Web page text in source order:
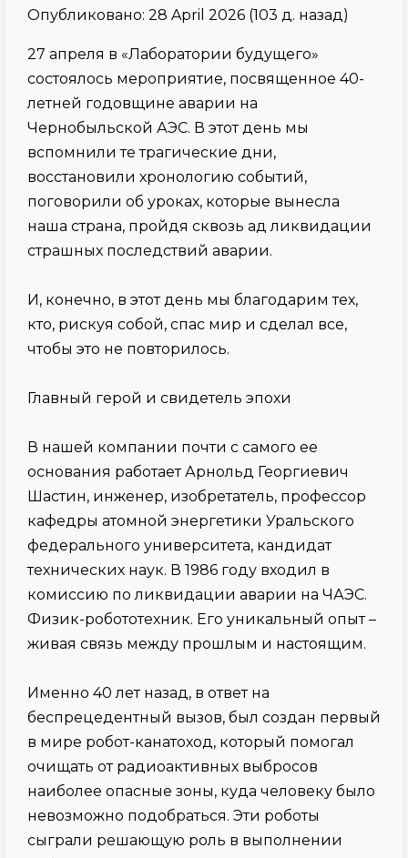
Опубликовано: 28 April 2026 (103 д. назад)
27 апреля в «Лаборатории будущего»
состоялось мероприятие, посвященное 40-
летней годовщине аварии на
Чернобыльской АЭС. В этот день мы
вспомнили те трагические дни,
восстановили хронологию событий,
поговорили об уроках, которые вынесла
наша страна, пройдя сквозь ад ликвидации
страшных последствий аварии.
И, конечно, в этот день мы благодарим тех,
кто, рискуя собой, спас мир и сделал все,
чтобы это не повторилось.
Главный герой и свидетель эпохи
В нашей компании почти с самого ее
основания работает Арнольд Георгиевич
Шастин, инженер, изобретатель, профессор
кафедры атомной энергетики Уральского
федерального университета, кандидат
технических наук. В 1986 году входил в
комиссию по ликвидации аварии на ЧАЭС.
Физик-робототехник. Его уникальный опыт –
живая связь между прошлым и настоящим.
Именно 40 лет назад, в ответ на
беспрецедентный вызов, был создан первый
в мире робот-канатоход, который помогал
очищать от радиоактивных выбросов
наиболее опасные зоны, куда человеку было
невозможно подобраться. Эти роботы
сыграли решающую роль в выполнении